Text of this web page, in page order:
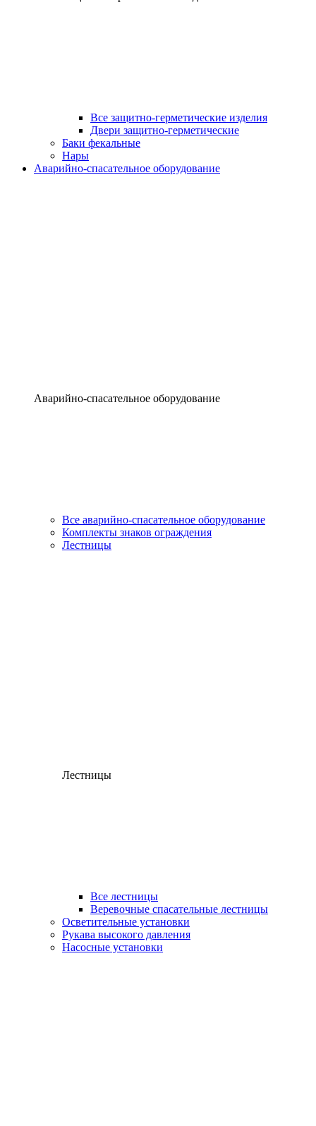
Все защитно-герметические изделия
Двери защитно-герметические
Баки фекальные
Нары
Аварийно-спасательное оборудование
Аварийно-спасательное оборудование
Все аварийно-спасательное оборудование
Комплекты знаков ограждения
Лестницы
Лестницы
Все лестницы
Веревочные спасательные лестницы
Осветительные установки
Рукава высокого давления
Насосные установки